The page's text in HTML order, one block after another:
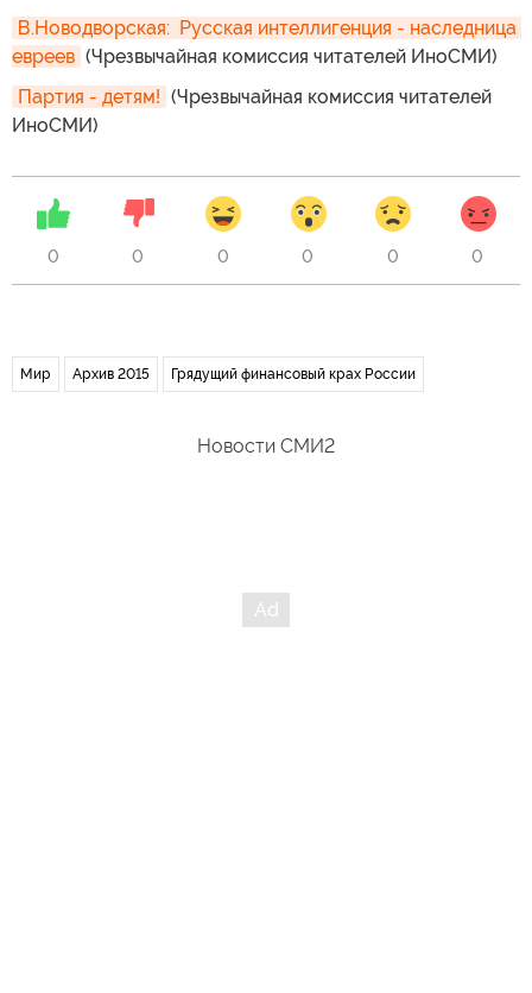
В.Новодворская:  Русская интеллигенция - наследница
евреев (Чрезвычайная комиссия читателей ИноСМИ)
Партия - детям! (Чрезвычайная комиссия читателей
ИноСМИ)
0 0 0 0 0 0
Мир Архив 2015 Грядущий финансовый крах России
Новости СМИ2